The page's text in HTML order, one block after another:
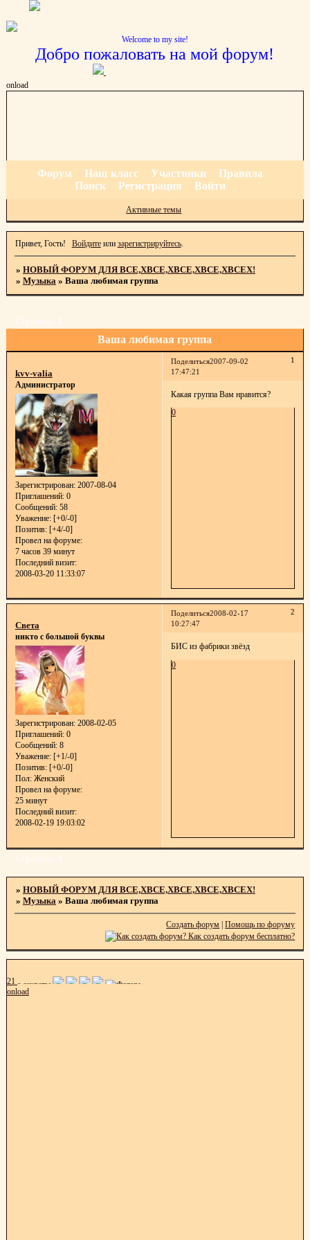
Welcome to my site!
Добро пожаловать на мой форум!
onload
Форум Наш класс Участники
Правила
Поиск
Регистрация Войти
Активные темы
Привет, Гость! Войдитеили зарегистрируйтесь.
» НОВЫЙ ФОРУМ ДЛЯ ВСЕ,ХВСЕ,ХВСЕ,ХВСЕ,ХВСЕХ!
» Музыка » Ваша любимая группа
Ваша любимая группа
Страница: 1
Поделиться 1
2007-09-02
17:47:21
kvv-valia
Администратор
Зарегистрирован: 2007-08-04
Приглашений:0
Сообщений:58
Уважение: [+0/-0]
Позитив: [+4/-0]
Провел на форуме:
7 часов 39 минут
Последний визит:
2008-03-20 11:33:07
Какая группа Вам нравится?
0
Поделиться 2
2008-02-17
10:27:47
Света
никто с большой буквы
Зарегистрирован: 2008-02-05
Приглашений:0
Сообщений:8
Уважение: [+1/-0]
Позитив: [+0/-0]
Пол:Женский
Провел на форуме:
25 минут
Последний визит:
2008-02-19 19:03:02
БИС из фабрики звёзд
0
Страница: 1
» НОВЫЙ ФОРУМ ДЛЯ ВСЕ,ХВСЕ,ХВСЕ,ХВСЕ,ХВСЕХ!
» Музыка » Ваша любимая группа
Создать форум |Помощь по форуму
21
onload